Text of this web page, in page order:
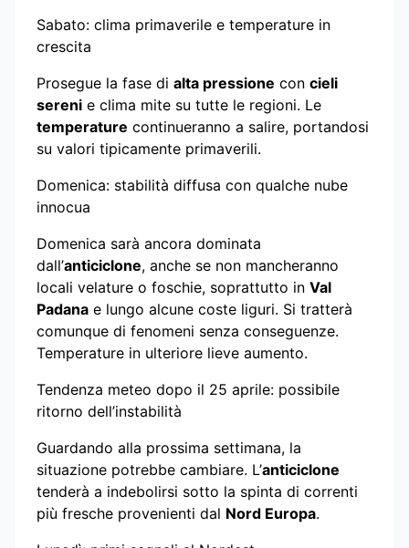
Sabato: clima primaverile e temperature in
crescita
Prosegue la fase di alta pressione con cieli
sereni e clima mite su tutte le regioni. Le
temperature continueranno a salire, portandosi
su valori tipicamente primaverili.
Domenica: stabilità diffusa con qualche nube
innocua
Domenica sarà ancora dominata
dall’anticiclone, anche se non mancheranno
locali velature o foschie, soprattutto in Val
Padana e lungo alcune coste liguri. Si tratterà
comunque di fenomeni senza conseguenze.
Temperature in ulteriore lieve aumento.
Tendenza meteo dopo il 25 aprile: possibile
ritorno dell’instabilità
Guardando alla prossima settimana, la
situazione potrebbe cambiare. L’anticiclone
tenderà a indebolirsi sotto la spinta di correnti
più fresche provenienti dal Nord Europa.